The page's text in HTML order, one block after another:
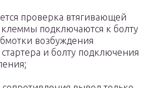
проверка втягивающей
подключаются к болту
возбуждения
и болту подключения